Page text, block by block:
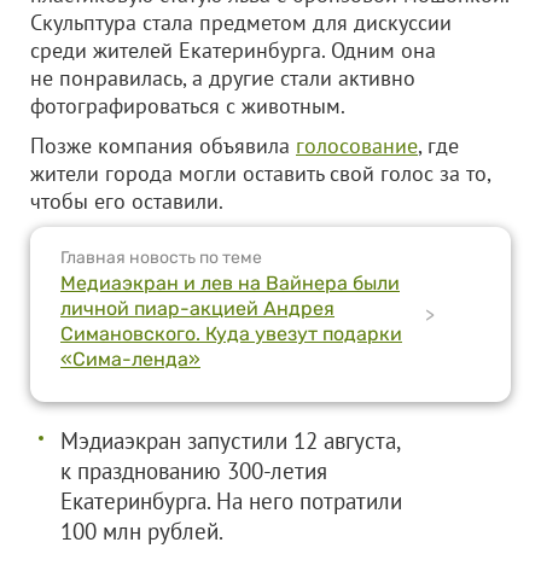
Скульптура стала предметом для дискуссии
среди жителей Екатеринбурга. Одним она
не понравилась, а другие стали активно
фотографироваться с животным.
Позже компания объявила голосование, где
жители города могли оставить свой голос за то,
чтобы его оставили.
Главная новость по теме
Медиаэкран и лев на Вайнера были
личной пиар-акцией Андрея
Симановского. Куда увезут подарки
«Сима-ленда»
>
Мэдиаэкран запустили 12 августа,
к празднованию 300-летия
Екатеринбурга. На него потратили
100 млн рублей.